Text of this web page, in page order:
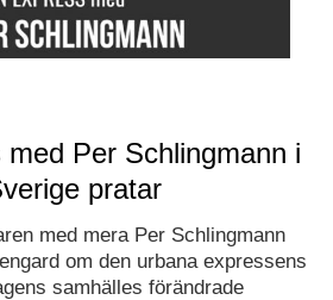
Per Schlingmann i
pratar
med mera Per Schlingmann
om den urbana expressens
samhälles förändrade